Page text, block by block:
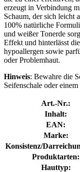
erzeugt in Verbindung
Schaum, der sich leicht
100% natürliche
und weißer Tonerde
Effekt und hinterlässt
hypoallergen sowie
oder Problemhaut.
Hinweis: Bewahre die
Seifenschale oder
Art.-Nr.:
Inhalt:
EAN:
Marke:
Konsistenz/
Produktarten:
Hauttyp: